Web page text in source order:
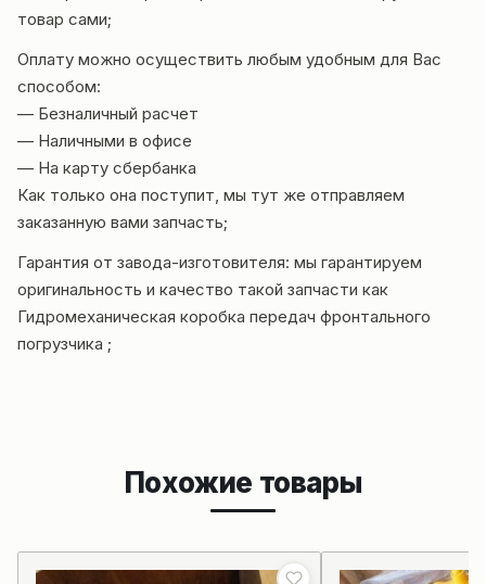
товар сами;
Оплату можно осуществить любым удобным для Вас
способом:
— Безналичный расчет
— Наличными в офисе
— На карту сбербанка
Как только она поступит, мы тут же отправляем
заказанную вами запчасть;
Гарантия от завода-изготовителя: мы гарантируем
оригинальность и качество такой запчасти как
Гидромеханическая коробка передач фронтального
погрузчика ;
Похожие товары